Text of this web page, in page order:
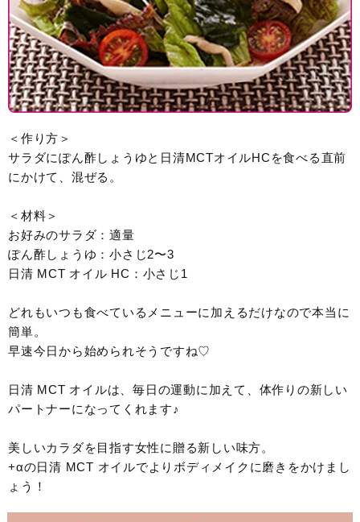
＜作り方＞
サラダにぽん酢しょうゆと日清MCTオイルHCを食べる直前
にかけて、混ぜる。
＜材料＞
お好みのサラダ：適量
ぽん酢しょうゆ：小さじ2〜3
日清 MCT オイル HC：小さじ1
どれもいつも食べているメニューに加えるだけなので本当に
簡単。
早速今日から始められそうですね♡
日清 MCT オイルは、毎日の運動に加えて、体作りの新しい
パートナーになってくれます♪
美しいカラダを目指す女性に贈る新しい味方。
+αの日清 MCT オイルでよりボディメイクに磨きをかけまし
ょう！